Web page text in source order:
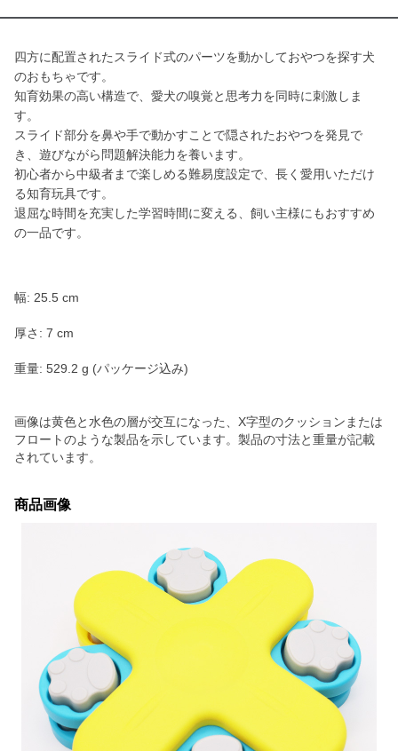
四方に配置されたスライド式のパーツを動かしておやつを探す犬
のおもちゃです。
知育効果の高い構造で、愛犬の嗅覚と思考力を同時に刺激しま
す。
スライド部分を鼻や手で動かすことで隠されたおやつを発見で
き、遊びながら問題解決能力を養います。
初心者から中級者まで楽しめる難易度設定で、長く愛用いただけ
る知育玩具です。
退屈な時間を充実した学習時間に変える、飼い主様にもおすすめ
の一品です。
幅: 25.5 cm
厚さ: 7 cm
重量: 529.2 g (パッケージ込み)
画像は黄色と水色の層が交互になった、X字型のクッションまたは
フロートのような製品を示しています。製品の寸法と重量が記載
されています。
商品画像